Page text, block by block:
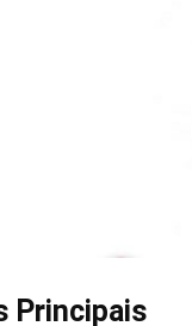
Principais